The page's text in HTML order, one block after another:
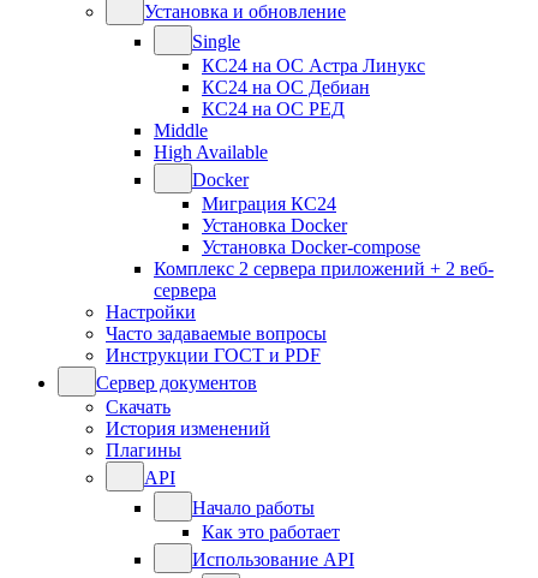
Установка и обновление
Single
КС24 на ОС Астра Линукс
КС24 на ОС Дебиан
КС24 на ОС РЕД
Middle
High Available
Docker
Миграция КС24
Установка Docker
Установка Docker-compose
Комплекс 2 сервера приложений + 2 веб-
сервера
Настройки
Часто задаваемые вопросы
Инструкции ГОСТ и PDF
Сервер документов
Скачать
История изменений
Плагины
API
Начало работы
Как это работает
Использование API